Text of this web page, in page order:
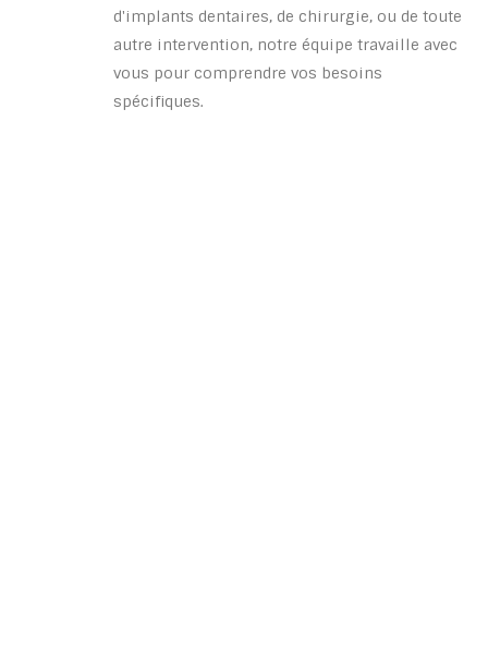
d'implants dentaires, de chirurgie, ou de toute
autre intervention, notre équipe travaille avec
vous pour comprendre vos besoins
spécifiques.